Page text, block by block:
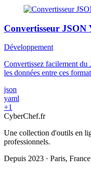
Convertisseur JSON
Développement
Convertissez facilement
les données entre ces
json
yaml
+1
CyberChef.fr
Une collection d'outils en
professionnels.
Depuis 2023 · Paris, France